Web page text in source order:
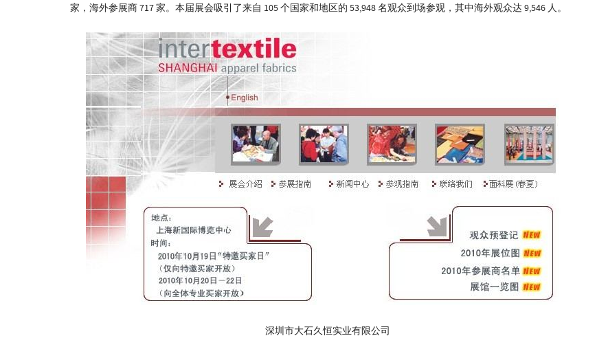
家，海外参展商 717 家。本届展会吸引了来自 105 个国家和地区的 53,948 名观众到场参观，其中海外观众达 9,546 人。
深圳市大石久恒实业有限公司